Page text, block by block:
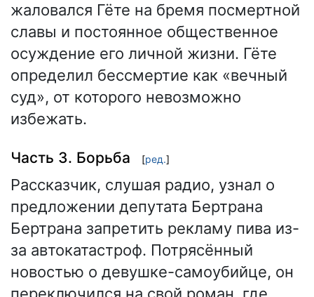
жаловался Гёте на бремя посмертной
славы и постоянное общественное
осуждение его личной жизни. Гёте
определил бессмертие как «вечный
суд», от которого невозможно
избежать.
Часть 3. Борьба [ред.]
Рассказчик, слушая радио, узнал о
предложении депутата Бертрана
Бертрана запретить рекламу пива из-
за автокатастроф. Потрясённый
новостью о девушке-самоубийце, он